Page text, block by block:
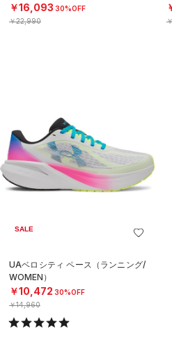
￥16,093 30%OFF
￥22,990
SALE
UAベロシティ ペース（ランニング/
WOMEN）
￥10,472 30%OFF
￥14,960